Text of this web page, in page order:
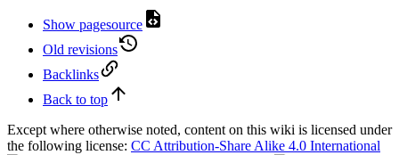
Show pagesource
Old revisions
Backlinks
Back to top
Except where otherwise noted, content on this wiki is licensed under
the following license: CC Attribution-Share Alike 4.0 International